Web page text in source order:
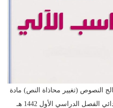
النصوص (تغيير محاذاة النص) مادة
الفصل الدراسي الأول 1442 هـ